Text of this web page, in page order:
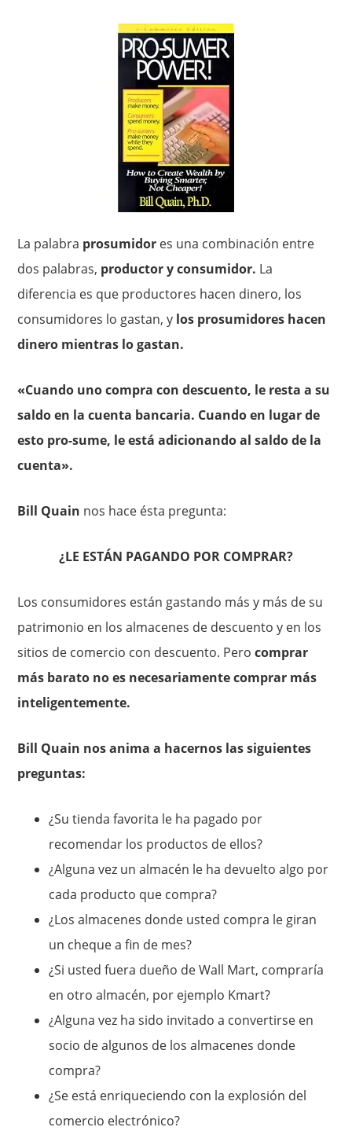
La palabra prosumidor es una combinación entre
dos palabras, productor y consumidor. La
diferencia es que productores hacen dinero, los
consumidores lo gastan, y los prosumidores hacen
dinero mientras lo gastan.
«Cuando uno compra con descuento, le resta a su
saldo en la cuenta bancaria. Cuando en lugar de
esto pro-sume, le está adicionando al saldo de la
cuenta».
Bill Quain nos hace ésta pregunta:
¿LE ESTÁN PAGANDO POR COMPRAR?
Los consumidores están gastando más y más de su
patrimonio en los almacenes de descuento y en los
sitios de comercio con descuento. Perocomprar
más barato no es necesariamente comprar más
inteligentemente.
Bill Quain nos anima a hacernos las siguientes
preguntas:
¿Su tienda favorita le ha pagado por
recomendar los productos de ellos?
¿Alguna vez un almacén le ha devuelto algo por
cada producto que compra?
¿Los almacenes donde usted compra le giran
un cheque a fin de mes?
¿Si usted fuera dueño de Wall Mart, compraría
en otro almacén, por ejemplo Kmart?
¿Alguna vez ha sido invitado a convertirse en
socio de algunos de los almacenes donde
compra?
¿Se está enriqueciendo con la explosión del
comercio electrónico?